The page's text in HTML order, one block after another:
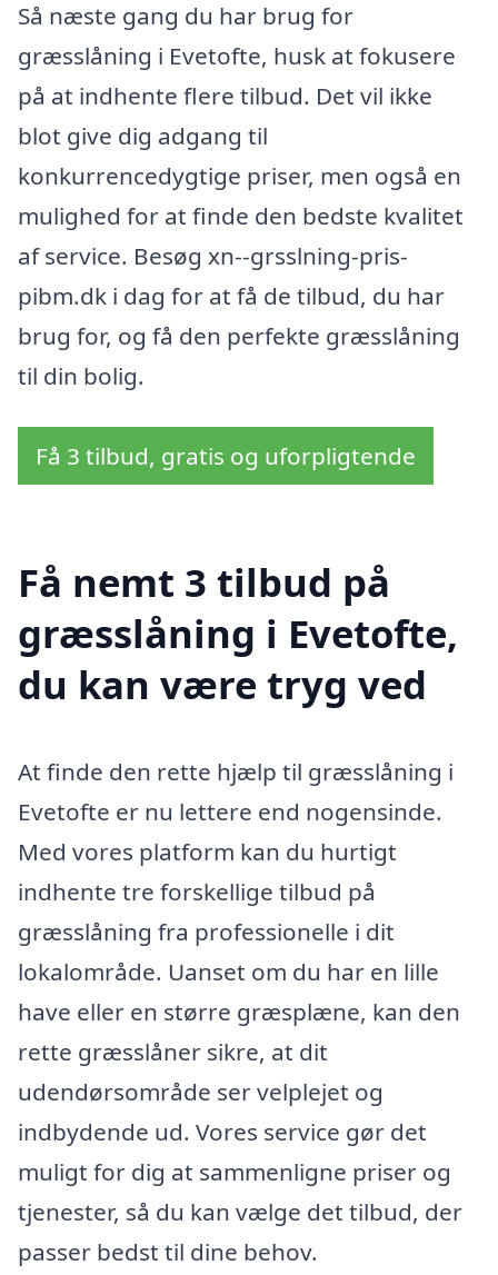
Så næste gang du har brug for
græsslåning i Evetofte, husk at fokusere
på at indhente flere tilbud. Det vil ikke
blot give dig adgang til
konkurrencedygtige priser, men også en
mulighed for at finde den bedste kvalitet
af service. Besøg xn--grsslning-pris-
pibm.dk i dag for at få de tilbud, du har
brug for, og få den perfekte græsslåning
til din bolig.
Få 3 tilbud, gratis og uforpligtende
Få nemt 3 tilbud på
græsslåning i Evetofte,
du kan være tryg ved
At finde den rette hjælp til græsslåning i
Evetofte er nu lettere end nogensinde.
Med vores platform kan du hurtigt
indhente tre forskellige tilbud på
græsslåning fra professionelle i dit
lokalområde. Uanset om du har en lille
have eller en større græsplæne, kan den
rette græsslåner sikre, at dit
udendørsområde ser velplejet og
indbydende ud. Vores service gør det
muligt for dig at sammenligne priser og
tjenester, så du kan vælge det tilbud, der
passer bedst til dine behov.